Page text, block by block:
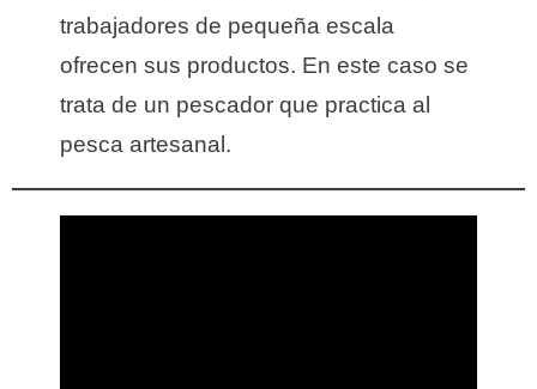
trabajadores de pequeña escala
ofrecen sus productos. En este caso se
trata de un pescador que practica al
pesca artesanal.